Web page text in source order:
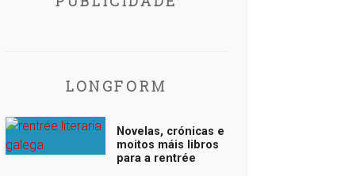
LONGFORM
Novelas, crónicas e
moitos máis libros
para a rentrée